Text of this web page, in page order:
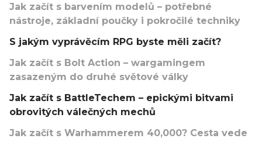
Jak začít s barvením modelů – potřebné
nástroje, základní poučky i pokročilé techniky
S jakým vyprávěcím RPG byste měli začít?
Jak začít s Bolt Action – wargamingem
zasazeným do druhé světové války
Jak začít s BattleTechem – epickými bitvami
obrovitých válečných mechů
Jak začít s Warhammerem 40,000? Cesta vede